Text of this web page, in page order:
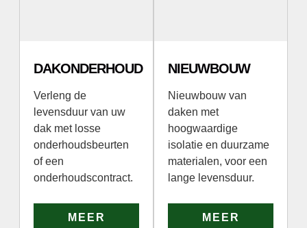
DAKONDERHOUD
Verleng de
levensduur van uw
dak met losse
onderhoudsbeurten
of een
onderhoudscontract.
MEER
NIEUWBOUW
Nieuwbouw van
daken met
hoogwaardige
isolatie en duurzame
materialen, voor een
lange levensduur.
MEER